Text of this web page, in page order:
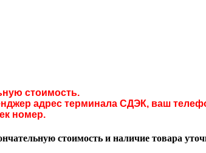
стоимость.
адрес терминала СДЭК, ваш
номер.
стоимость и наличие товара